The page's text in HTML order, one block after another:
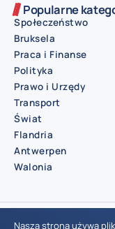
Popularne
Społeczeństwo
Bruksela
Praca i Finanse
Polityka
Prawo i Urzędy
Transport
Świat
Flandria
Antwerpen
Walonia
©
Nasza strona używa